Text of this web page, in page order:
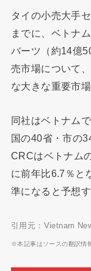
タイの小売大手
までに、ベトナ
バーツ（約14億
売市場について
な大きな重要市
同社はベトナム
国の40省・市の
CRCはベトナム
に前年比6.7％と
準になると予想す
引用元：Vietnam
※本記事はソースの翻訳情